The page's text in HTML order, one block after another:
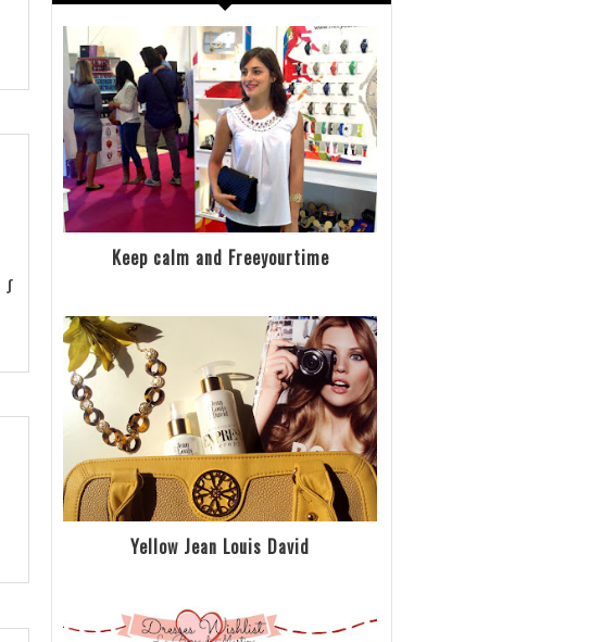
∫
Keep calm and Freeyourtime
Yellow Jean Louis David